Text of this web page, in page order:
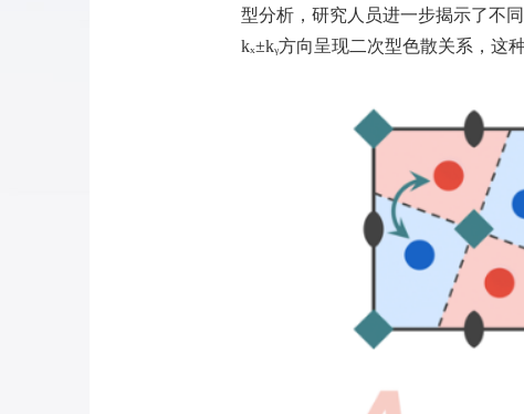
型分析，研究人员进一步揭示了不
kₓ±kᵧ方向呈现二次型色散关系，这